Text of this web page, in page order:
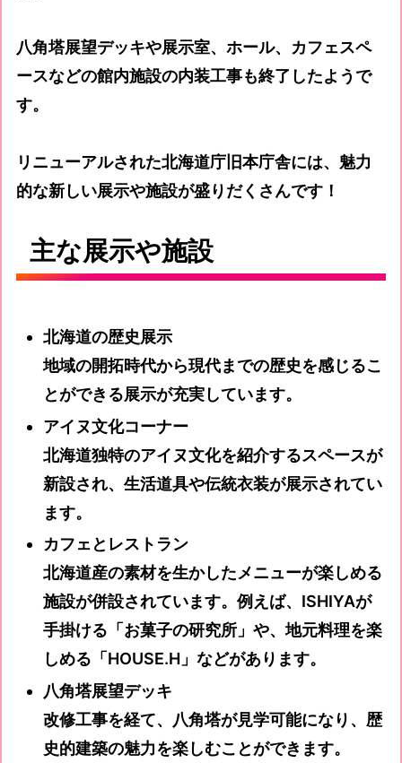
八角塔展望デッキや展示室、ホール、カフェスペ
ースなどの館内施設の内装工事も終了したようで
す。
リニューアルされた北海道庁旧本庁舎には、魅力
的な新しい展示や施設が盛りだくさんです！
主な展示や施設
北海道の歴史展示
地域の開拓時代から現代までの歴史を感じるこ
とができる展示が充実しています。
アイヌ文化コーナー
北海道独特のアイヌ文化を紹介するスペースが
新設され、生活道具や伝統衣装が展示されてい
ます。
カフェとレストラン
北海道産の素材を生かしたメニューが楽しめる
施設が併設されています。例えば、ISHIYAが
手掛ける「お菓子の研究所」や、地元料理を楽
しめる「HOUSE.H」などがあります。
八角塔展望デッキ
改修工事を経て、八角塔が見学可能になり、歴
史的建築の魅力を楽しむことができます。